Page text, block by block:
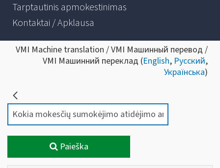
Tarptautinis apmokestinimas
Kontaktai / Apklausa
VMI Machine translation / VMI Машинный перевод /
VMI Машинний переклад (English, Русский,
Українська)
Paieška